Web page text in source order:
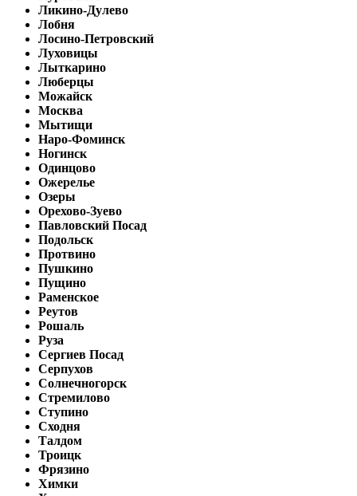
Ликино-Дулево
Лобня
Лосино-Петровский
Луховицы
Лыткарино
Люберцы
Можайск
Москва
Мытищи
Наро-Фоминск
Ногинск
Одинцово
Ожерелье
Озеры
Орехово-Зуево
Павловский Посад
Подольск
Протвино
Пушкино
Пущино
Раменское
Реутов
Рошаль
Руза
Сергиев Посад
Серпухов
Солнечногорск
Стремилово
Ступино
Сходня
Талдом
Троицк
Фрязино
Химки